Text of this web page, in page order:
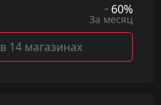
60%
За месяц
в 14 магазинах